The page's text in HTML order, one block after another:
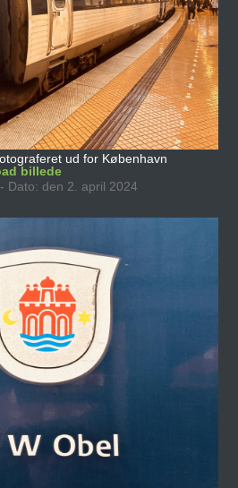
ud for København
billede
Dato: den 2. april 2024